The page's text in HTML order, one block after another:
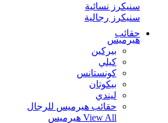
سنيكرز نسائية
سنيكرز رجالية
حقائب
هيرميس
بيركين
كيلي
كونستانس
بيكوتان
ليندي
حقائب هيرميس للرجال
View All هيرميس